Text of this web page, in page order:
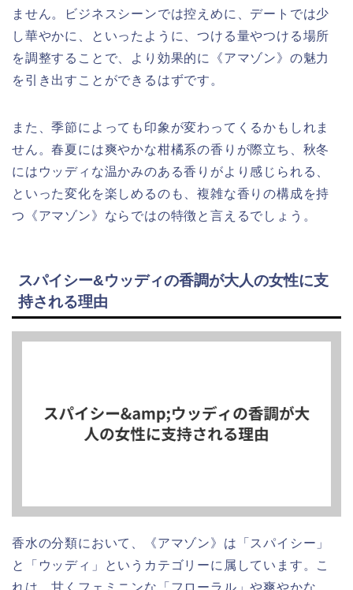
ません。ビジネスシーンでは控えめに、デートでは少
し華やかに、といったように、つける量やつける場所
を調整することで、より効果的に《アマゾン》の魅力
を引き出すことができるはずです。
また、季節によっても印象が変わってくるかもしれま
せん。春夏には爽やかな柑橘系の香りが際立ち、秋冬
にはウッディな温かみのある香りがより感じられる、
といった変化を楽しめるのも、複雑な香りの構成を持
つ《アマゾン》ならではの特徴と言えるでしょう。
スパイシー&ウッディの香調が大人の女性に支
持される理由
香水の分類において、《アマゾン》は「スパイシー」
と「ウッディ」というカテゴリーに属しています。こ